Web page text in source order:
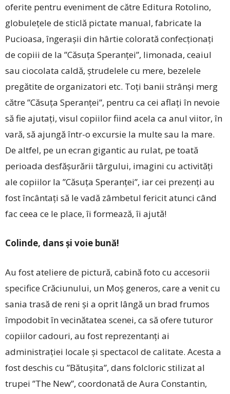
oferite pentru eveniment de către Editura Rotolino,
globulețele de sticlă pictate manual, fabricate la
Pucioasa, îngerașii din hârtie colorată confecționați
de copiii de la ”Căsuța Speranței”, limonada, ceaiul
sau ciocolata caldă, ștrudelele cu mere, bezelele
pregătite de organizatori etc. Toți banii strânși merg
către ”Căsuța Speranței”, pentru ca cei aflați în nevoie
să fie ajutați, visul copiilor fiind acela ca anul viitor, în
vară, să ajungă într-o excursie la multe sau la mare.
De altfel, pe un ecran gigantic au rulat, pe toată
perioada desfășurării târgului, imagini cu activități
ale copiilor la ”Căsuța Speranței”, iar cei prezenți au
fost încântați să le vadă zâmbetul fericit atunci când
fac ceea ce le place, îi formează, îi ajută!
Colinde, dans și voie bună!
Au fost ateliere de pictură, cabină foto cu accesorii
specifice Crăciunului, un Moș generos, care a venit cu
sania trasă de reni și a oprit lângă un brad frumos
împodobit în vecinătatea scenei, ca să ofere tuturor
copiilor cadouri, au fost reprezentanți ai
administrației locale și spectacol de calitate. Acesta a
fost deschis cu ”Bătușita”, dans folcloric stilizat al
trupei ”The New”, coordonată de Aura Constantin,